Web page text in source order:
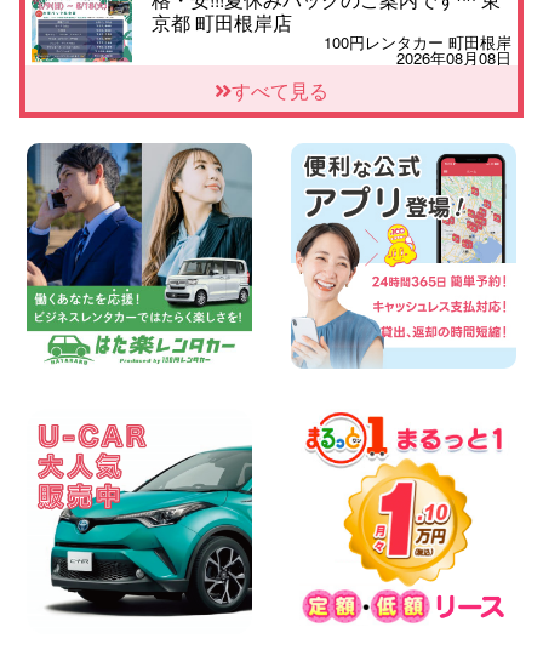
京都 町田根岸店
100円レンタカー 町田根岸
2026年08月08日
「お得」お盆限定特別料金!! 兵庫県 神戸
西区枝吉店
2026年08月08日
お盆シーズン空きあり!!100円レンタカー
兵庫駅前店はミニバンも安い!! 兵庫県 兵
庫駅前店
100円レンタカー 兵庫駅前
2026年08月08日
人気の『 軽 トラック 』 ご予約はお早め
に♪ 広島県 ベイシティ宇品店
100円レンタカー ベイシティ宇品
2026年08月08日
100円レンタカー 四日市インター
2026年08月08日
横浜弥生台店限定!!夏季特別キャンペーン
のお知らせ!! 神奈川県 横浜弥生台店
100円レンタカー 横浜弥生台
2026年08月08日
2026三河安城店お盆休みご連絡 愛知県
三河安城店
100円レンタカー 三河安城
2026年08月08日
すべて見る